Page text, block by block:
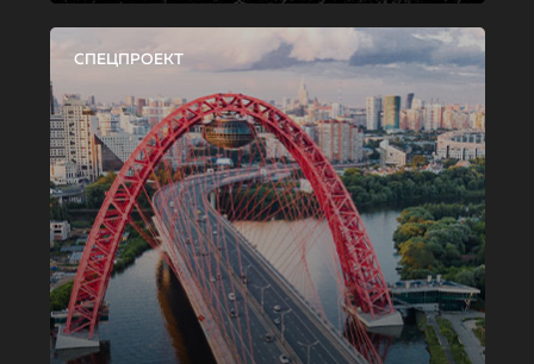
СПЕЦПРОЕКТ